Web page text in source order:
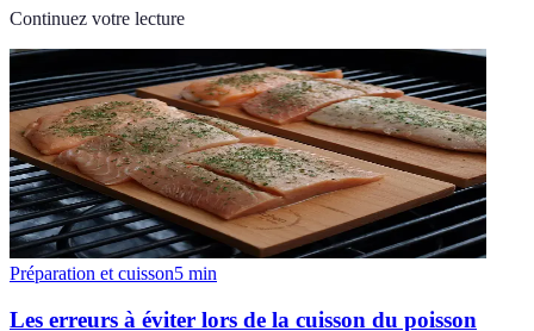
Continuez votre lecture
Préparation et cuisson5 min
Les erreurs à éviter lors de la cuisson du poisson